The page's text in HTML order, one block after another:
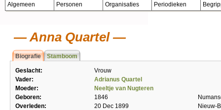
Algemeen Personen Organisaties Periodieken
Anna Quartel
Biografie Stamboom
Geslacht:
Vrouw
Vader:
Adrianus Quartel
Moeder:
Neeltje van Nugteren
Geboren:
1846
Overleden:
20 Dec 1899 Nieuw-